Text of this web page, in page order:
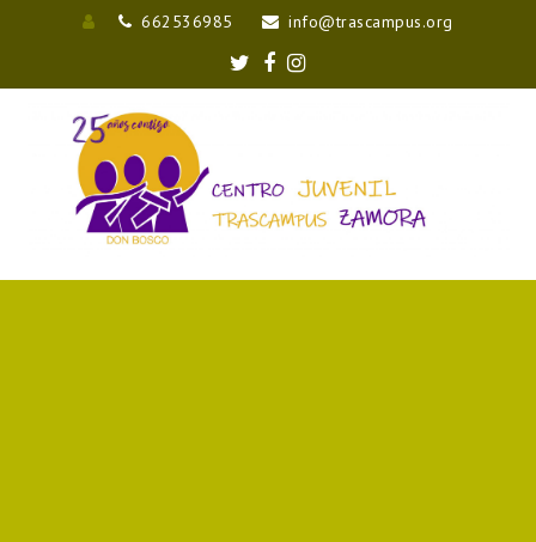
Entrar662536985 info@trascampus.org
TwitterFacebook
Instagram